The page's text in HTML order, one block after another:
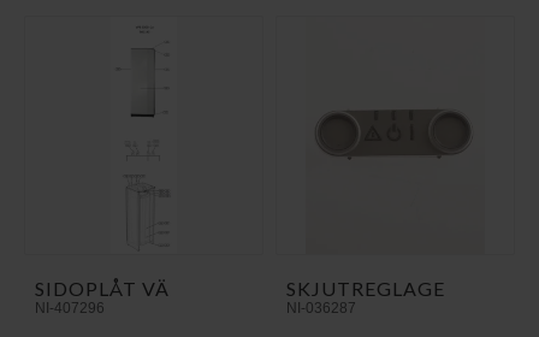
SIDOPLÅT VÄ
NI-407296
SKJUTREGLAGE
NI-036287